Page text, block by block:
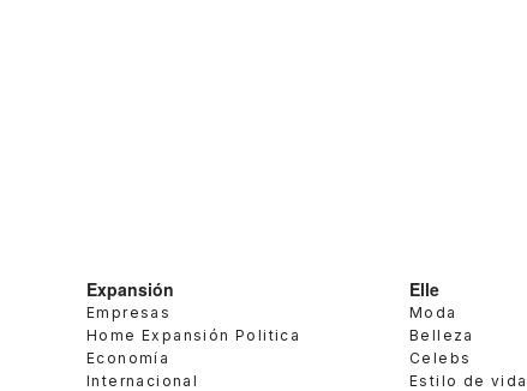
Expansión
Empresas
Home Expansión Politica
Economía
Internacional
Elle
Moda
Belleza
Celebs
Estilo de vida